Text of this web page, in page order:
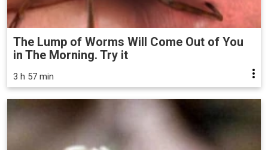
The Lump of Worms Will Come Out of You
in The Morning. Try it
3 h 57 min